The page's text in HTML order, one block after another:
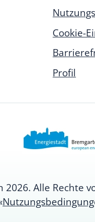
Cookie-
Profil
Alle Rechte